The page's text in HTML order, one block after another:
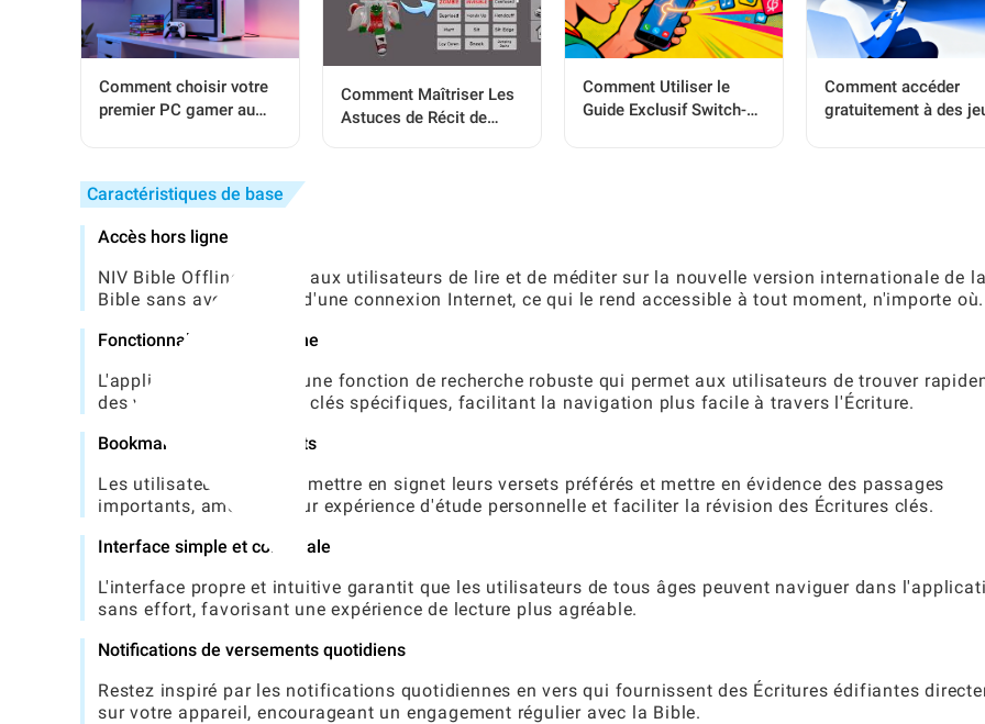
Comment choisir votre
premier PC gamer au
joueurs
Comment Maîtriser Les
Astuces de Récit de
Comment Utiliser le
Guide Exclusif Switch-
Comment accéder
gratuitement à des
Caractéristiques de base
Accès hors ligne
NIV Bible Offline permet aux utilisateurs de lire et de méditer sur la nouvelle version internationale de la
Bible sans avoir besoin d'une connexion Internet, ce qui le rend accessible à tout moment, n'importe où.
Fonctionnalité de recherche
L'application comprend une fonction de recherche robuste qui permet aux utilisateurs de trouver
des versets ou des mots clés spécifiques, facilitant la navigation plus facile à travers l'Écriture.
Bookmarks et faits saillants
Les utilisateurs peuvent mettre en signet leurs versets préférés et mettre en évidence des passages
importants, améliorer leur expérience d'étude personnelle et faciliter la révision des Écritures clés.
Interface simple et conviviale
L'interface propre et intuitive garantit que les utilisateurs de tous âges peuvent naviguer dans
sans effort, favorisant une expérience de lecture plus agréable.
Notifications de versements quotidiens
Restez inspiré par les notifications quotidiennes en vers qui fournissent des Écritures édifiantes
sur votre appareil, encourageant un engagement régulier avec la Bible.